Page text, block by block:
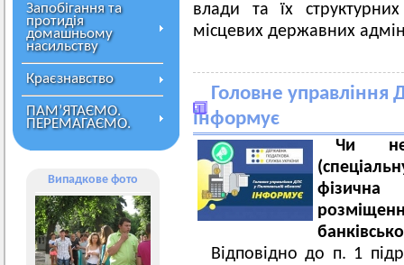
Запобігання та
протидія
домашньому
насильству
Краєзнавство
ПАМ’ЯТАЄМО.
ПЕРЕМАГАЄМО.
Випадкове фото
влади та їх
місцевих державних
Головне управління
інформує
Чи
Відповідно до п. 1